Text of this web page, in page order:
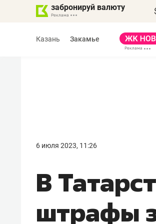
забронируй валюту
Казань Закамье
6 июля 2023, 11:26
В
штрафы
правил,
полгода»